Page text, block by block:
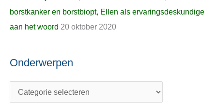
borstkanker en borstbiopt, Ellen als ervaringsdeskundige
aan het woord 20 oktober 2020
Onderwerpen